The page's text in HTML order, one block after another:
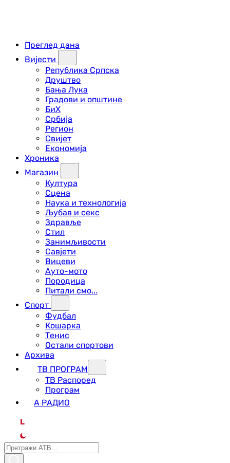
Преглед дана
Вијести
Република Српска
Друштво
Бања Лука
Градови и општине
БиХ
Србија
Регион
Свијет
Економија
Хроника
Магазин
Култура
Сцена
Наука и технологија
Љубав и секс
Здравље
Стил
Занимљивости
Савјети
Вицеви
Ауто-мото
Породица
Питали смо...
Спорт
Фудбал
Кошарка
Тенис
Остали спортови
Архива
ТВ ПРОГРАМ
ТВ Распоред
Програм
А РАДИО
L